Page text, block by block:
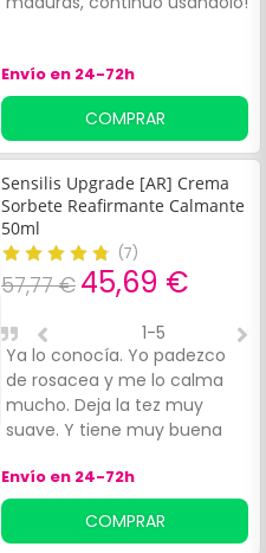
Envío en 24-72h
COMPRAR
Sensilis Upgrade [AR] Crema
Sorbete Reafirmante Calmante
50ml
(7)
57,77 € 45,69 €
Ya lo conocía. Yo padezco
de rosacea y me lo calma
mucho. Deja la tez muy
suave. Y tiene muy buena
utilizar mucho producto,
consiguiendo rentabilizarlo
mucho. Muy aconsijable.
1-5
Envío en 24-72h
COMPRAR